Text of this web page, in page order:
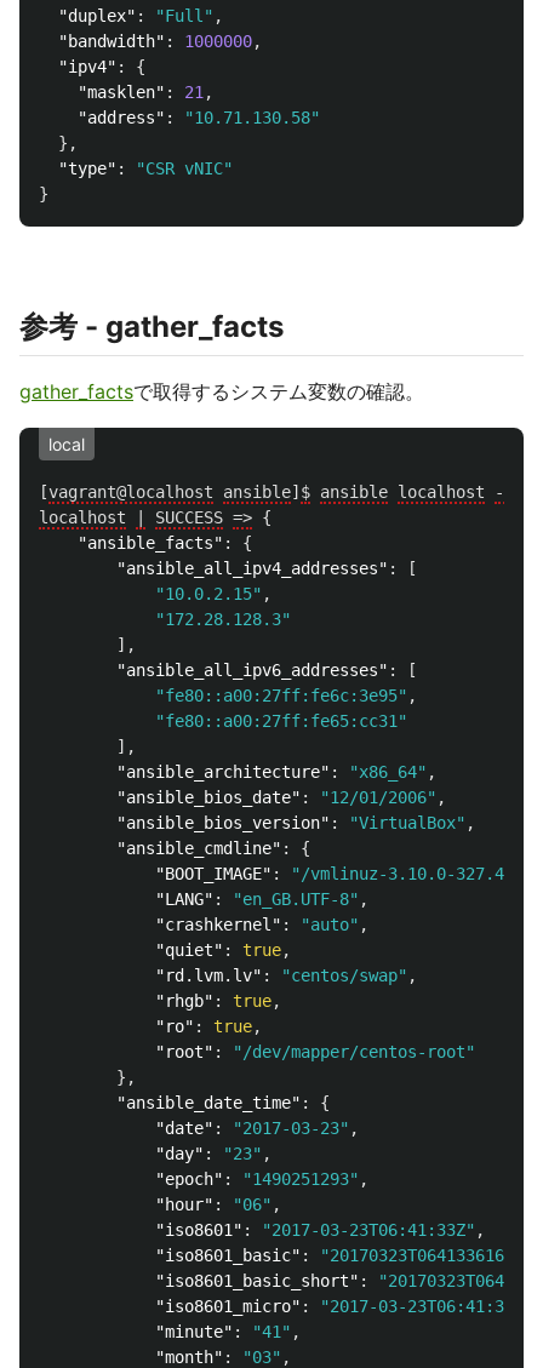
"duplex" : "Full" ,
"bandwidth" : 1000000,
"ipv4" :
{
"masklen" : 21 ,
"address" :
"10.71.130.58"
},
"type" :
"CSR vNIC"
}
参考 - gather_facts
gather_factsで取得するシステム変数の確認。
local
[vagrant@localhost ansible] $ ansible localhost -m
localhost
SUCCESS => {
"ansible_facts" :
{
"ansible_all_ipv4_addresses" :
[
"10.0.2.15" ,
"172.28.128.3"
],
"ansible_all_ipv6_addresses" :
[
"fe80::a00:27ff:fe6c:3e95" ,
"fe80::a00:27ff:fe65:cc31"
],
"ansible_architecture" : "x86_64" ,
"ansible_bios_date" : "12/01/2006" ,
"ansible_bios_version" : "VirtualBox" ,
"ansible_cmdline" :
{
"BOOT_IMAGE" :
"/vmlinuz-3.10.0-
"LANG" : "en_GB.UTF-8" ,
"crashkernel" : "auto" ,
"quiet" : true,
"rd.lvm.lv" : "centos/swap" ,
"rhgb" : true,
"ro" : true,
"root" :
"/dev/mapper/centos-root"
},
"ansible_date_time" :
{
"date" : "2017-03-23" ,
"day" : "23" ,
"epoch" : "1490251293" ,
"hour" : "06" ,
"iso8601" : "2017-03-23T06:41:33Z" ,
"iso8601_basic" :
"20170323T064133616180"
"iso8601_basic_short" :
"20170323T064133"
"iso8601_micro" :
"2017-03-
"minute" : "41" ,
"month" : "03" ,